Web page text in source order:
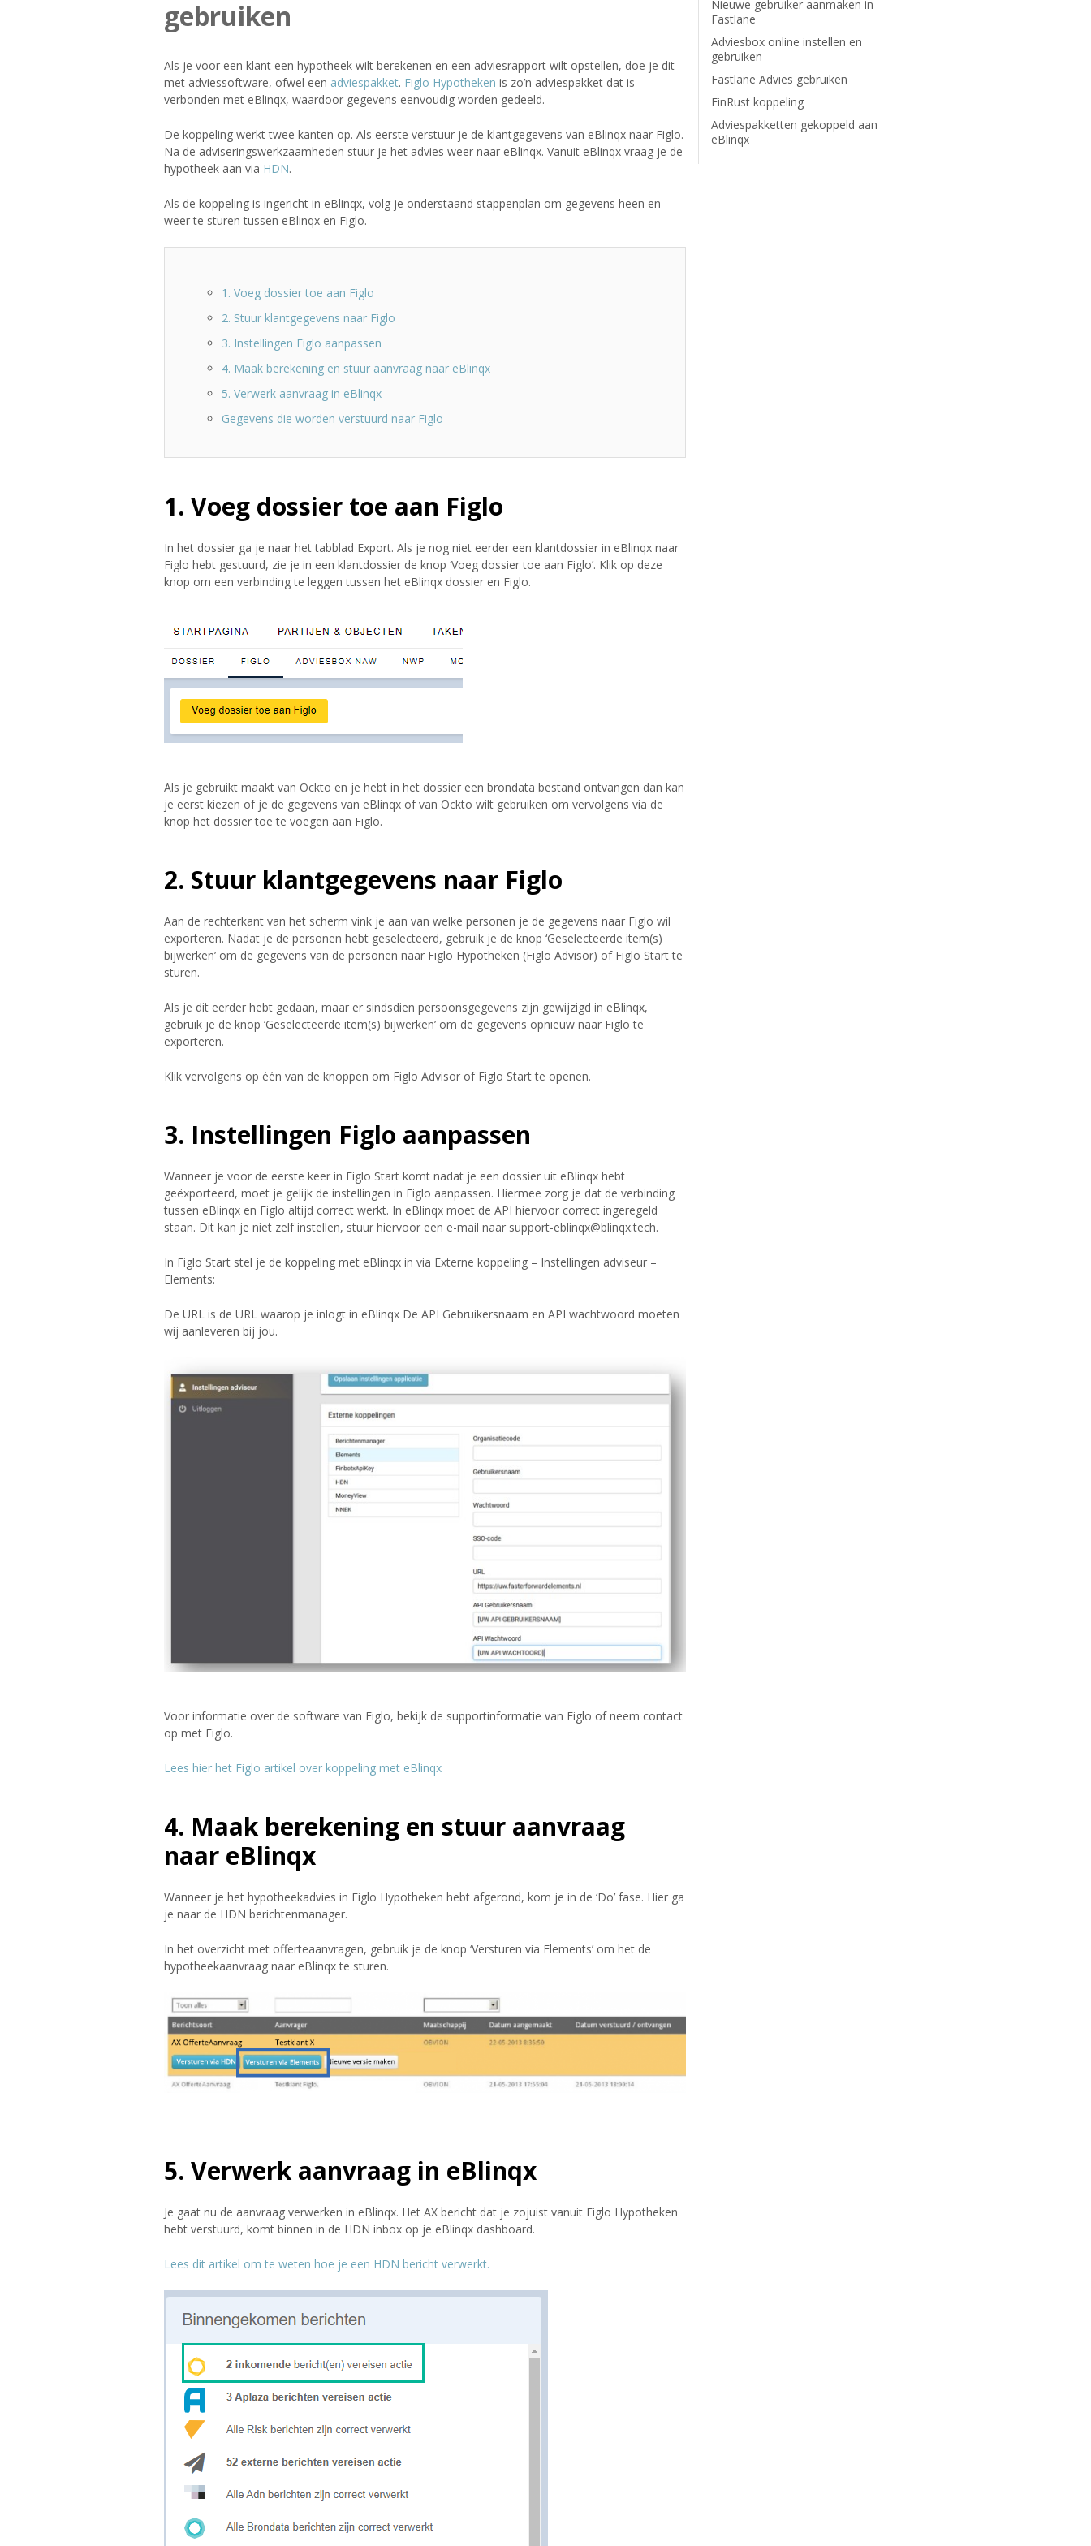
gebruiken
Als je voor een klant een hypotheek wilt berekenen en een adviesrapport wilt opstellen, doe je dit
met adviessoftware, ofwel een adviespakket. Figlo Hypotheken is zo’n adviespakket dat is
verbonden met eBlinqx, waardoor gegevens eenvoudig worden gedeeld.
De koppeling werkt twee kanten op. Als eerste verstuur je de klantgegevens van eBlinqx naar Figlo.
Na de adviseringswerkzaamheden stuur je het advies weer naar eBlinqx. Vanuit eBlinqx vraag je de
hypotheek aan via HDN.
Als de koppeling is ingericht in eBlinqx, volg je onderstaand stappenplan om gegevens heen en
weer te sturen tussen eBlinqx en Figlo.
1. Voeg dossier toe aan Figlo
2. Stuur klantgegevens naar Figlo
3. Instellingen Figlo aanpassen
4. Maak berekening en stuur aanvraag naar eBlinqx
5. Verwerk aanvraag in eBlinqx
Gegevens die worden verstuurd naar Figlo
1. Voeg dossier toe aan Figlo
In het dossier ga je naar het tabblad Export. Als je nog niet eerder een klantdossier in eBlinqx naar
Figlo hebt gestuurd, zie je in een klantdossier de knop ‘Voeg dossier toe aan Figlo’. Klik op deze
knop om een verbinding te leggen tussen het eBlinqx dossier en Figlo.
Als je gebruikt maakt van Ockto en je hebt in het dossier een brondata bestand ontvangen dan kan
je eerst kiezen of je de gegevens van eBlinqx of van Ockto wilt gebruiken om vervolgens via de
knop het dossier toe te voegen aan Figlo.
2. Stuur klantgegevens naar Figlo
Aan de rechterkant van het scherm vink je aan van welke personen je de gegevens naar Figlo wil
exporteren. Nadat je de personen hebt geselecteerd, gebruik je de knop ‘Geselecteerde item(s)
bijwerken’ om de gegevens van de personen naar Figlo Hypotheken (Figlo Advisor) of Figlo Start te
sturen.
Als je dit eerder hebt gedaan, maar er sindsdien persoonsgegevens zijn gewijzigd in eBlinqx,
gebruik je de knop ‘Geselecteerde item(s) bijwerken’ om de gegevens opnieuw naar Figlo te
exporteren.
Klik vervolgens op één van de knoppen om Figlo Advisor of Figlo Start te openen.
3. Instellingen Figlo aanpassen
Wanneer je voor de eerste keer in Figlo Start komt nadat je een dossier uit eBlinqx hebt
geëxporteerd, moet je gelijk de instellingen in Figlo aanpassen. Hiermee zorg je dat de verbinding
tussen eBlinqx en Figlo altijd correct werkt. In eBlinqx moet de API hiervoor correct ingeregeld
staan. Dit kan je niet zelf instellen, stuur hiervoor een e-mail naar support-eblinqx@blinqx.tech.
In Figlo Start stel je de koppeling met eBlinqx in via Externe koppeling – Instellingen adviseur –
Elements:
De URL is de URL waarop je inlogt in eBlinqx De API Gebruikersnaam en API wachtwoord moeten
wij aanleveren bij jou.
Voor informatie over de software van Figlo, bekijk de supportinformatie van Figlo of neem contact
op met Figlo.
Lees hier het Figlo artikel over koppeling met eBlinqx
4. Maak berekening en stuur aanvraag
naar eBlinqx
Wanneer je het hypotheekadvies in Figlo Hypotheken hebt afgerond, kom je in de ‘Do’ fase. Hier ga
je naar de HDN berichtenmanager.
In het overzicht met offerteaanvragen, gebruik je de knop ‘Versturen via Elements’ om het de
hypotheekaanvraag naar eBlinqx te sturen.
5. Verwerk aanvraag in eBlinqx
Je gaat nu de aanvraag verwerken in eBlinqx. Het AX bericht dat je zojuist vanuit Figlo Hypotheken
hebt verstuurd, komt binnen in de HDN inbox op je eBlinqx dashboard.
Lees dit artikel om te weten hoe je een HDN bericht verwerkt.
Nieuwe gebruiker aanmaken in
Fastlane
Adviesbox online instellen en
gebruiken
Fastlane Advies gebruiken
FinRust koppeling
Adviespakketten gekoppeld aan
eBlinqx